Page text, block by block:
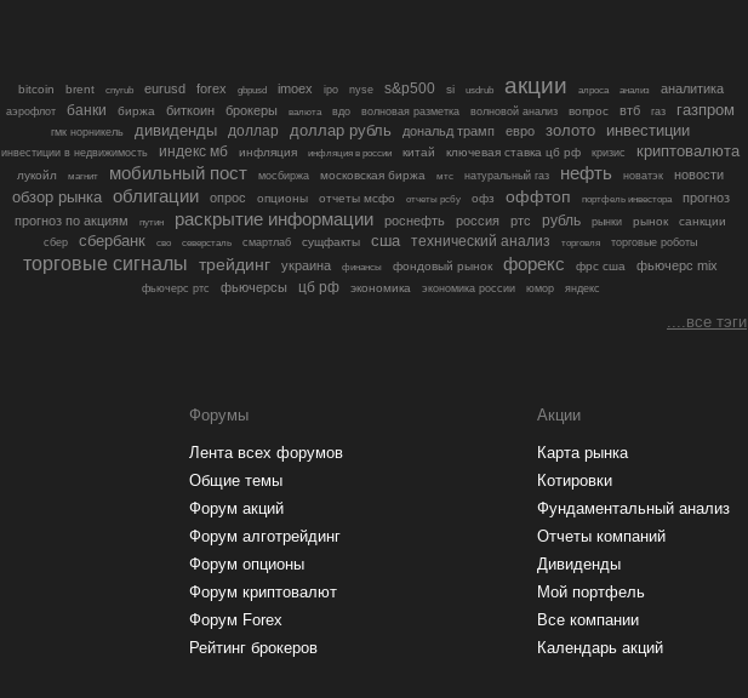
bitcoin brent cnyrub eurusd forex gbpusd imoex ipo nyse s&p500 si usdrub акции алроса анализ аналитика
аэрофлот банки биржа биткоин брокеры валюта вдо волновая разметка волновой анализ вопрос втб газ газпром
гмк норникель дивиденды доллар доллар рубль дональд трамп евро золото инвестиции
инвестиции в недвижимость индекс мб инфляция инфляция в россии китай ключевая ставка цб рф кризис криптовалюта
лукойл магнит мобильный пост мосбиржа московская биржа мтс натуральный газ нефть новатэк новости
обзор рынка облигации опрос опционы отчеты мсфо отчеты рсбу офз оффтоп портфель инвестора
прогноз
прогноз по акциям
путин раскрытие информации роснефть россия ртс рубль рынки рынок санкции
сбер сбербанк сво северсталь смартлаб сущфакты сша технический анализ торговля торговые роботы
торговые сигналы трейдинг украина финансы фондовый рынок форекс фрс сша фьючерс mix
фьючерс ртс фьючерсы цб рф экономика экономика россии юмор яндекс
....все тэги
Форумы
Лента всех форумов
Общие темы
Форум акций
Форум алготрейдинг
Форум опционы
Форум криптовалют
Форум Forex
Рейтинг брокеров
Акции
Карта рынка
Котировки
Фундаментальный анализ
Отчеты компаний
Дивиденды
Мой портфель
Все компании
Календарь акций